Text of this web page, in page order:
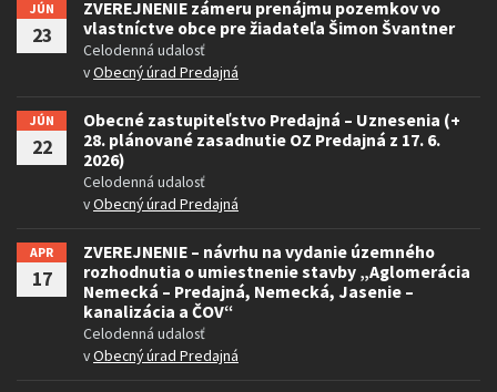
JÚN
23
ZVEREJNENIE zámeru prenájmu pozemkov vo
vlastníctve obce pre žiadateľa Šimon Švantner
Celodenná udalosť
vObecný úrad Predajná
JÚN
22
Obecné zastupiteľstvo Predajná – Uznesenia (+
28. plánované zasadnutie OZ Predajná z 17. 6.
2026)
Celodenná udalosť
vObecný úrad Predajná
APR
17
ZVEREJNENIE – návrhu na vydanie územného
rozhodnutia o umiestnenie stavby „Aglomerácia
Nemecká – Predajná, Nemecká, Jasenie –
kanalizácia a ČOV“
Celodenná udalosť
vObecný úrad Predajná